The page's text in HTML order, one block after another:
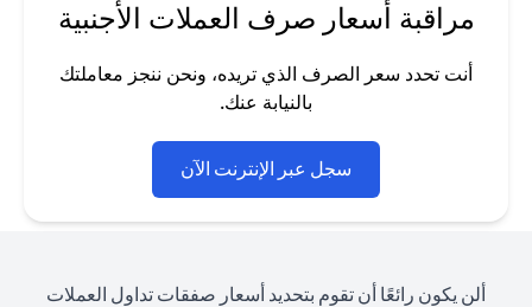
مراقبة أسعار صرف العملات الأجنبية
أنت تحدد سعر الصرف الذي تريده، ونحن ننجز معاملتك
بالنيابة عنك.
سجل عبر الإنترنت الآن
ألن يكون رائعًا أن تقوم بتحديد أسعار صفقات تداول العملات